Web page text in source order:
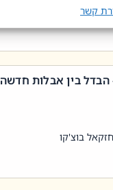
קשר
בידני
הבדל בין אבלות חדשה
בוצ'קו